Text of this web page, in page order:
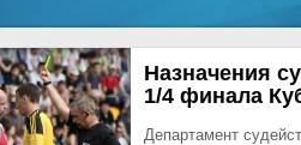
Назначения
1/4 финала
Департамент